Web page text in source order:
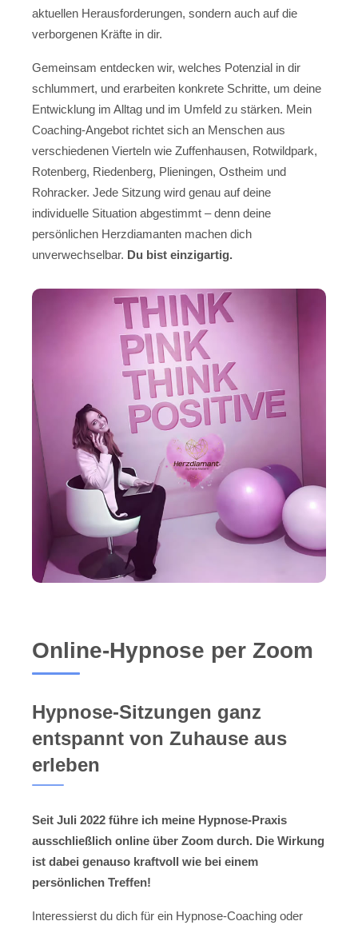
aktuellen Herausforderungen, sondern auch auf die
verborgenen Kräfte in dir.
Gemeinsam entdecken wir, welches Potenzial in dir
schlummert, und erarbeiten konkrete Schritte, um deine
Entwicklung im Alltag und im Umfeld zu stärken. Mein
Coaching-Angebot richtet sich an Menschen aus
verschiedenen Vierteln wie Zuffenhausen, Rotwildpark,
Rotenberg, Riedenberg, Plieningen, Ostheim und
Rohracker. Jede Sitzung wird genau auf deine
individuelle Situation abgestimmt – denn deine
persönlichen Herzdiamanten machen dich
unverwechselbar. Du bist einzigartig.
Online-Hypnose per Zoom
Hypnose-Sitzungen ganz
entspannt von Zuhause aus
erleben
Seit Juli 2022 führe ich meine Hypnose-Praxis
ausschließlich online über Zoom durch. Die Wirkung
ist dabei genauso kraftvoll wie bei einem
persönlichen Treffen!
Interessierst du dich für ein Hypnose-Coaching oder